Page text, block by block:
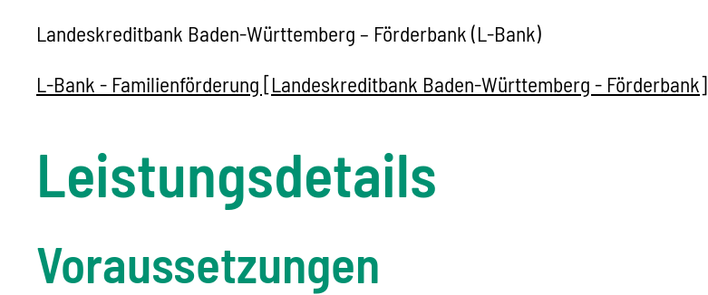
Landeskreditbank Baden-Württemberg – Förderbank (L-Bank)
L-Bank - Familienförderung [Landeskreditbank Baden-Württemberg - Förderbank]
Leistungsdetails
Voraussetzungen